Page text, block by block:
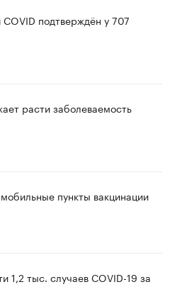
подтверждён у 707
расти заболеваемость
пункты вакцинации
1,2 тыс. случаев COVID-19 за